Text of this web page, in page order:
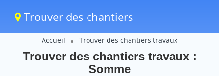
Trouver des chantiers
Accueil Trouver des chantiers travaux
Trouver des chantiers travaux :
Somme